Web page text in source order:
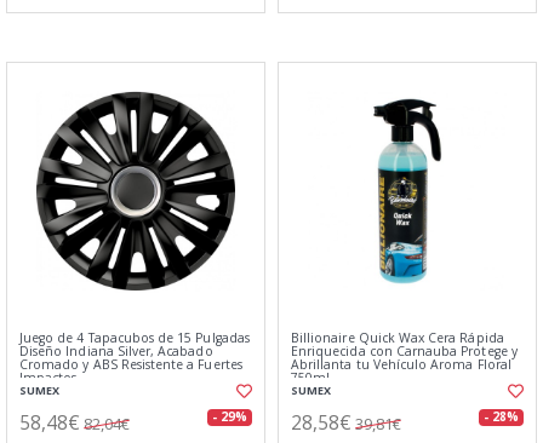
Juego de 4 Tapacubos de 15 Pulgadas
Diseño Indiana Silver, Acabado
Cromado y ABS Resistente a Fuertes
Impactos
SUMEX
58,48€ 82,04€ - 29%
Billionaire Quick Wax Cera Rápida
Enriquecida con Carnauba Protege y
Abrillanta tu Vehículo Aroma Floral
750ml
SUMEX
28,58€ 39,81€ - 28%